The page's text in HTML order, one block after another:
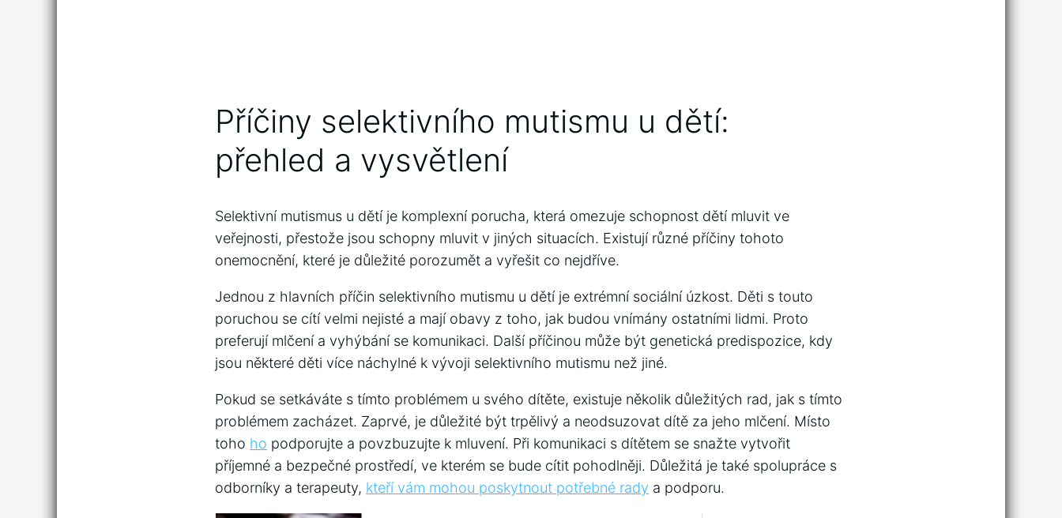
Příčiny selektivního mutismu u dětí:
přehled a vysvětlení
Selektivní mutismus u dětí je komplexní porucha, která omezuje schopnost dětí mluvit ve
veřejnosti, přestože jsou schopny mluvit v jiných situacích. Existují různé příčiny tohoto
onemocnění, které je důležité porozumět a vyřešit co nejdříve.
Jednou z hlavních příčin selektivního mutismu u dětí je extrémní sociální úzkost. Děti s touto
poruchou se cítí velmi nejisté a mají obavy z toho, jak budou vnímány ostatními lidmi. Proto
preferují mlčení a vyhýbání se komunikaci. Další příčinou může být genetická predispozice, kdy
jsou některé děti více náchylné k vývoji selektivního mutismu než jiné.
Pokud se setkáváte s tímto problémem u svého dítěte, existuje několik důležitých rad, jak s tímto
problémem zacházet. Zaprvé, je důležité být trpělivý a neodsuzovat dítě za jeho mlčení. Místo
toho ho podporujte a povzbuzujte k mluvení. Při komunikaci s dítětem se snažte vytvořit
příjemné a bezpečné prostředí, ve kterém se bude cítit pohodlněji. Důležitá je také spolupráce s
odborníky a terapeuty, kteří vám mohou poskytnout potřebné rady a podporu.